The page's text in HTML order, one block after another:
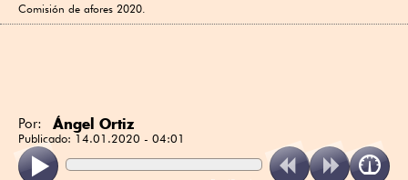
Comisión de afores 2020.
Por: Ángel Ortiz
Publicado: 14.01.2020 - 04:01